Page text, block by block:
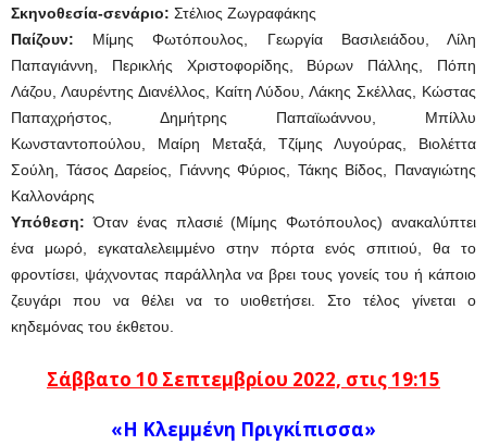
Σκηνοθεσία-σενάριο: Στέλιος Ζωγραφάκης
Παίζουν: Μίμης Φωτόπουλος, Γεωργία Βασιλειάδου, Λίλη
Παπαγιάννη, Περικλής Χριστοφορίδης, Βύρων Πάλλης, Πόπη
Λάζου, Λαυρέντης Διανέλλος, Καίτη Λύδου, Λάκης Σκέλλας, Κώστας
Παπαχρήστος, Δημήτρης Παπαϊωάννου, Μπίλλυ
Κωνσταντοπούλου, Μαίρη Μεταξά, Τζίμης Λυγούρας, Βιολέττα
Σούλη, Τάσος Δαρείος, Γιάννης Φύριος, Τάκης Βίδος, Παναγιώτης
Καλλονάρης
Υπόθεση: Όταν ένας πλασιέ (Μίμης Φωτόπουλος) ανακαλύπτει
ένα μωρό, εγκαταλελειμμένο στην πόρτα ενός σπιτιού, θα το
φροντίσει, ψάχνοντας παράλληλα να βρει τους γονείς του ή κάποιο
ζευγάρι που να θέλει να το υιοθετήσει. Στο τέλος γίνεται ο
κηδεμόνας του έκθετου.
Σάββατο 10 Σεπτεμβρίου 2022, στις 19:15
«H Κλεμμένη Πριγκίπισσα»